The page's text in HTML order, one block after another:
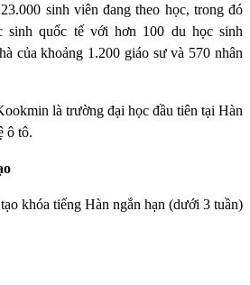
sinh viên đang theo học, trong đó
sinh quốc tế với hơn 100 du học sinh
của khoảng 1.200 giáo sư và 570 nhân
là trường đại học đầu tiên tại Hàn
ô tô.
khóa tiếng Hàn ngắn hạn (dưới 3 tuần)